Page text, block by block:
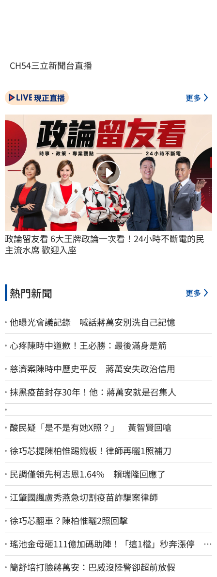
CH54三立新聞台直播
現正直播 更多
政論留友看 6大王牌政論一次看！24小時不斷電的民
主流水席 歡迎入座
熱門新聞 更多
他曝光會議記錄 喊話蔣萬安別洗自己記憶
心疼陳時中道歉！王必勝：最後滿身是箭
慈濟案陳時中歷史平反 蔣萬安失政治信用
抹黑疫苗封存30年！他：蔣萬安就是召集人
酸民疑「是不是有她X照？」 黃智賢回嗆
徐巧芯提陳柏惟踢鐵板！律師再曬1照補刀
民調僅領先柯志恩1.64% 賴瑞隆回應了
江肇國諷盧秀燕急切割疫苗詐騙案律師
徐巧芯翻車？陳柏惟曬2照回擊
瑤池金母砸111億加碼助陣！「這1檔」秒奔漲停 帶
領散熱雙雄點火
簡舒培打臉蔣萬安：巴威沒陸警卻超前放假